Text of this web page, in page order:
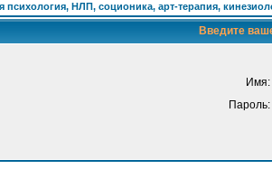
НЛП, соционика, арт-терапия,
Введите
Имя:
Пароль: